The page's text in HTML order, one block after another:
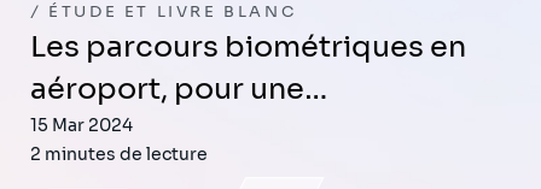
ÉTUDE ET LIVRE BLANC
Les parcours biométriques en
aéroport, pour une…
15 Mar 2024
2 minutes de lecture